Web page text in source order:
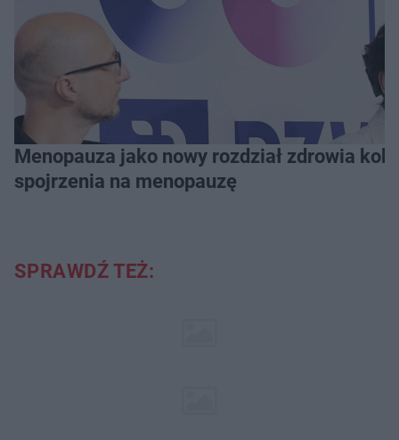
Menopauza jako nowy rozdział zdrowia
spojrzenia na menopauzę
SPRAWDŹ TEŻ: